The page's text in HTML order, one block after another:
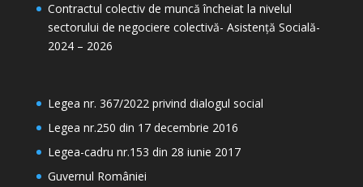
Contractul colectiv de muncă încheiat la nivelul
sectorului de negociere colectivă- Asistență Socială-
2024 – 2026
Legea nr. 367/2022 privind dialogul social
Legea nr.250 din 17 decembrie 2016
Legea-cadru nr.153 din 28 iunie 2017
Guvernul României